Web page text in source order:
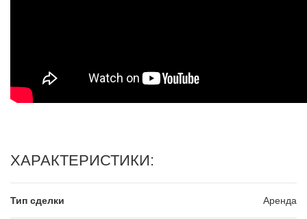
ХАРАКТЕРИСТИКИ:
Тип сделки Аренда